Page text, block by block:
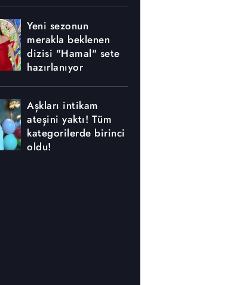
Yeni sezonun
merakla beklenen
dizisi "Hamal" sete
hazırlanıyor
Aşkları intikam
ateşini yaktı! Tüm
kategorilerde birinci
oldu!